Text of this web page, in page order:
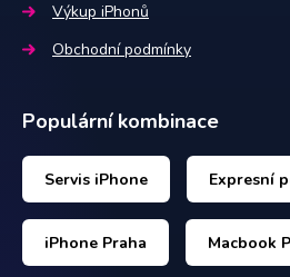
Výkup iPhonů
Obchodní podmínky
Populární kombinace
Servis iPhone Expresní
iPhone Praha Macbook